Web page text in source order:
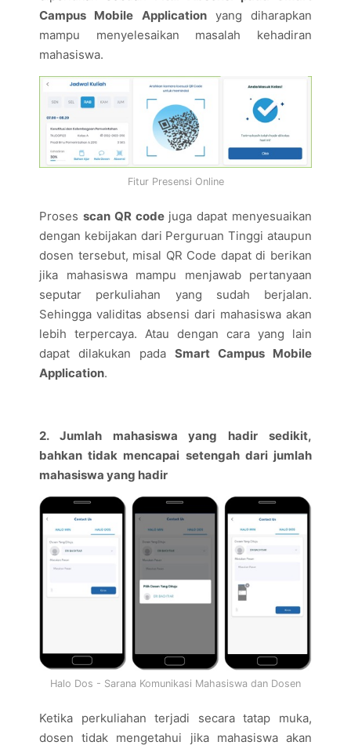
Campus Mobile Applicationyang diharapkan
mampu menyelesaikan masalah kehadiran
mahasiswa.
Fitur Presensi Online
Proses scan QR codejuga dapat menyesuaikan
dengan kebijakan dari Perguruan Tinggi ataupun
dosen tersebut, misal QR Code dapat di berikan
jika mahasiswa mampu menjawab pertanyaan
seputar perkuliahan yang sudah berjalan.
Sehingga validitas absensi dari mahasiswa akan
lebih terpercaya. Atau dengan cara yang lain
dapat dilakukan pada Smart Campus Mobile
Application.
2. Jumlah mahasiswa yang hadir sedikit,
bahkan tidak mencapai setengah dari jumlah
mahasiswa yang hadir
Halo Dos - Sarana Komunikasi Mahasiswa dan Dosen
Ketika perkuliahan terjadi secara tatap muka,
dosen tidak mengetahui jika mahasiswa akan